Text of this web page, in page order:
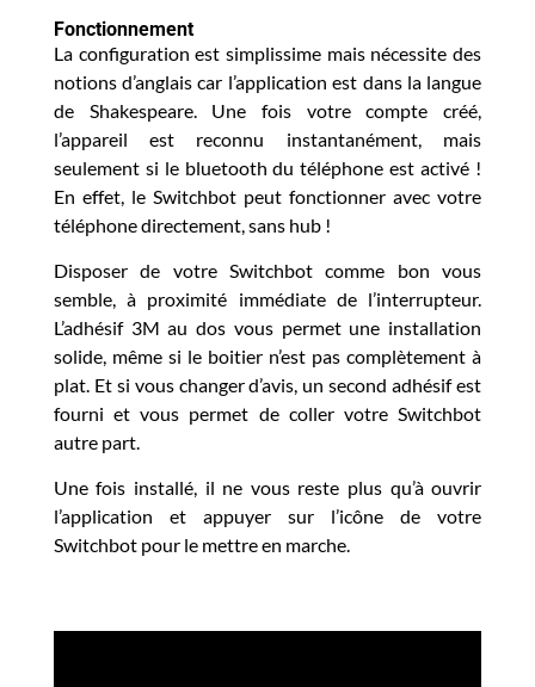
Fonctionnement
La configuration est simplissime mais nécessite des
notions d’anglais car l’application est dans la langue
de Shakespeare. Une fois votre compte créé,
l’appareil est reconnu instantanément, mais
seulement si le bluetooth du téléphone est activé !
En effet, le Switchbot peut fonctionner avec votre
téléphone directement, sans hub !
Disposer de votre Switchbot comme bon vous
semble, à proximité immédiate de l’interrupteur.
L’adhésif 3M au dos vous permet une installation
solide, même si le boitier n’est pas complètement à
plat. Et si vous changer d’avis, un second adhésif est
fourni et vous permet de coller votre Switchbot
autre part.
Une fois installé, il ne vous reste plus qu’à ouvrir
l’application et appuyer sur l’icône de votre
Switchbot pour le mettre en marche.